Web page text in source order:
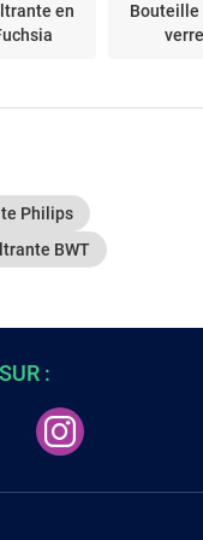
en
Philips
BWT
: